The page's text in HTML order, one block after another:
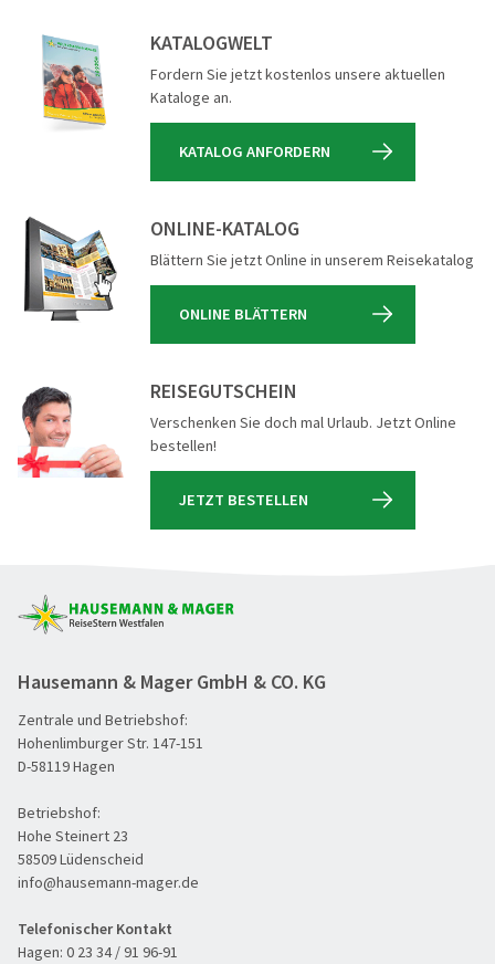
KATALOGWELT
Fordern Sie jetzt kostenlos unsere aktuellen
Kataloge an.
KATALOG ANFORDERN
ONLINE-KATALOG
Blättern Sie jetzt Online in unserem Reisekatalog
ONLINE BLÄTTERN
REISEGUTSCHEIN
Verschenken Sie doch mal Urlaub. Jetzt Online
bestellen!
JETZT BESTELLEN
Hausemann & Mager GmbH & CO. KG
Zentrale und Betriebshof:
Hohenlimburger Str. 147-151
D-58119 Hagen
Betriebshof:
Hohe Steinert 23
58509 Lüdenscheid
info@hausemann-mager.de
Telefonischer Kontakt
Hagen: 0 23 34 / 91 96-91